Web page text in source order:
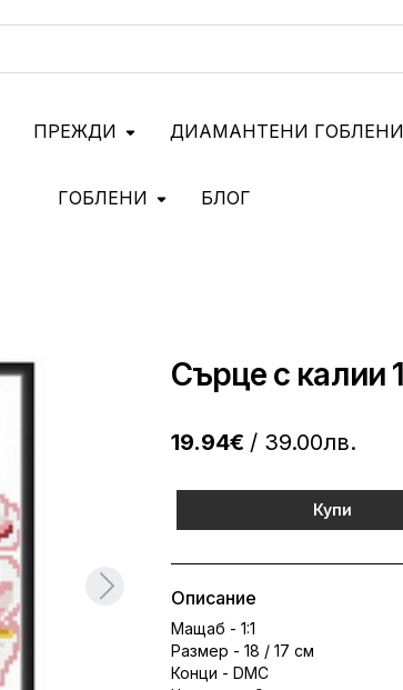
ГОБЛЕНИ
ПРЕЖДИ ДИАМАНТЕНИ ГОБЛЕНИ
БЛОГ
Сърце с калии
19.94€ / 39.00лв.
Купи
Описание
Мащаб - 1:1
Размер - 18 / 17 см
Конци - DMC